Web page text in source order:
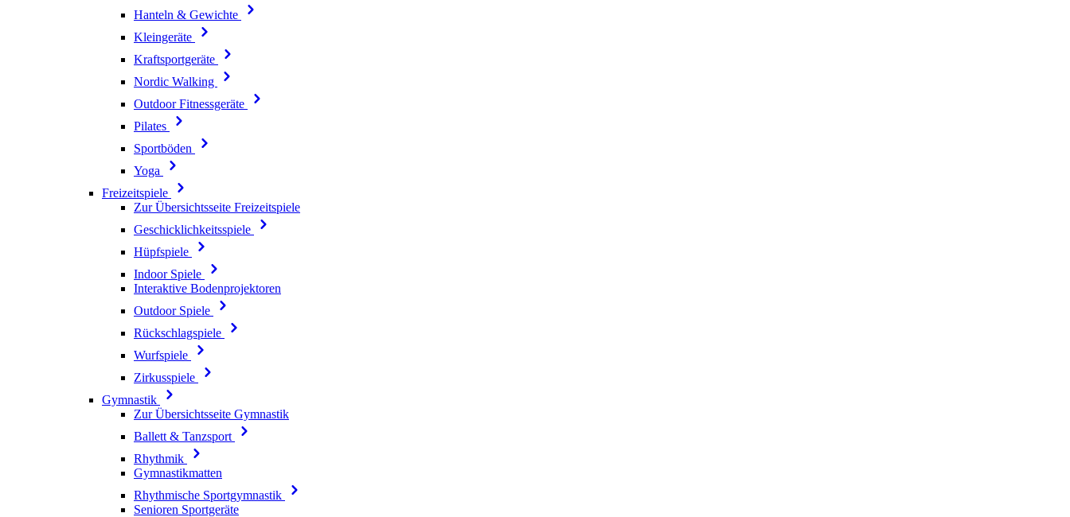
Hanteln & Gewichte
Kleingeräte
Kraftsportgeräte
Nordic Walking
Outdoor Fitnessgeräte
Pilates
Sportböden
Yoga
Freizeitspiele
Zur Übersichtsseite Freizeitspiele
Geschicklichkeitsspiele
Hüpfspiele
Indoor Spiele
Interaktive Bodenprojektoren
Outdoor Spiele
Rückschlagspiele
Wurfspiele
Zirkusspiele
Gymnastik
Zur Übersichtsseite Gymnastik
Ballett & Tanzsport
Rhythmik
Gymnastikmatten
Rhythmische Sportgymnastik
Senioren Sportgeräte